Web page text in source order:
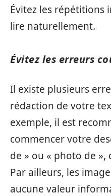
Évitez les répétitions
lire naturellement.
Évitez les erreurs
Il existe plusieurs
rédaction de votre
exemple, il est
commencer votre
de » ou « photo de
Par ailleurs, les
aucune valeur